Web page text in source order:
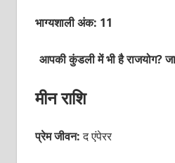
भाग्यशाली अंक: 11
आपकी कुंडली में भी है राजयोग?
मीन राशि
प्रेम जीवन:द एंपेरर